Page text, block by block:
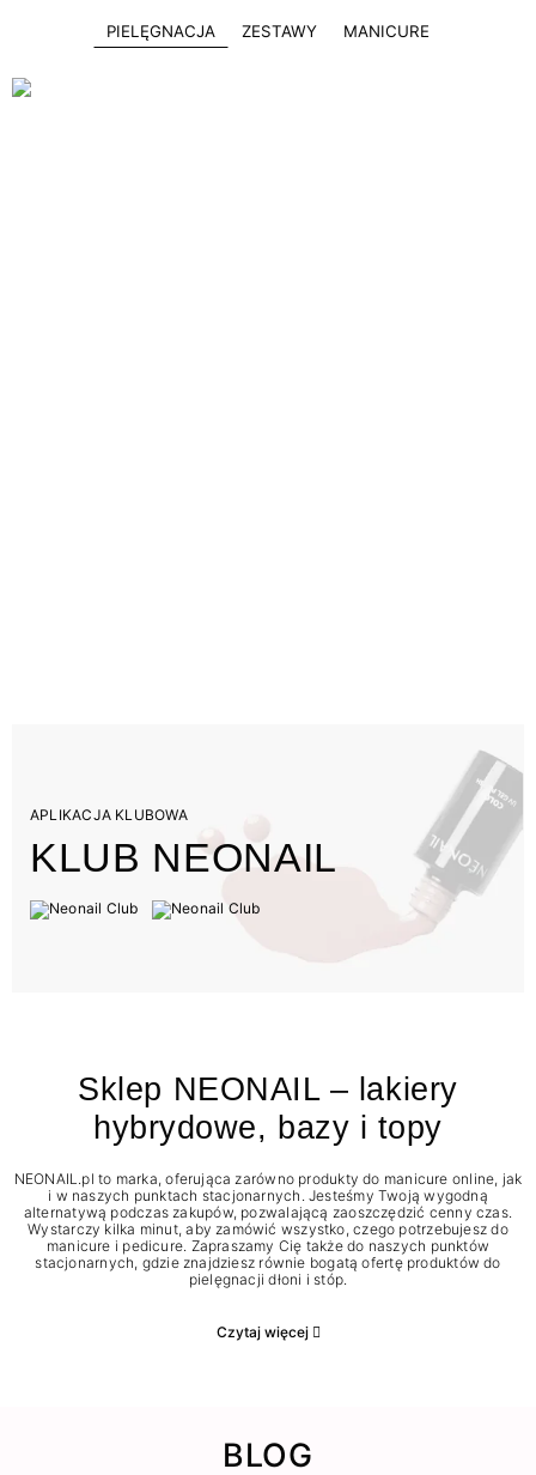
PIELĘGNACJA ZESTAWY MANICURE
APLIKACJA KLUBOWA
KLUB NEONAIL
Sklep NEONAIL – lakiery
hybrydowe, bazy i topy
NEONAIL.pl to marka, oferująca zarówno produkty do manicure online, jak
i w naszych punktach stacjonarnych. Jesteśmy Twoją wygodną
alternatywą podczas zakupów, pozwalającą zaoszczędzić cenny czas.
Wystarczy kilka minut, aby zamówić wszystko, czego potrzebujesz do
manicure i pedicure. Zapraszamy Cię także do naszych punktów
stacjonarnych, gdzie znajdziesz równie bogatą ofertę produktów do
pielęgnacji dłoni i stóp.
Czytaj więcej
BLOG